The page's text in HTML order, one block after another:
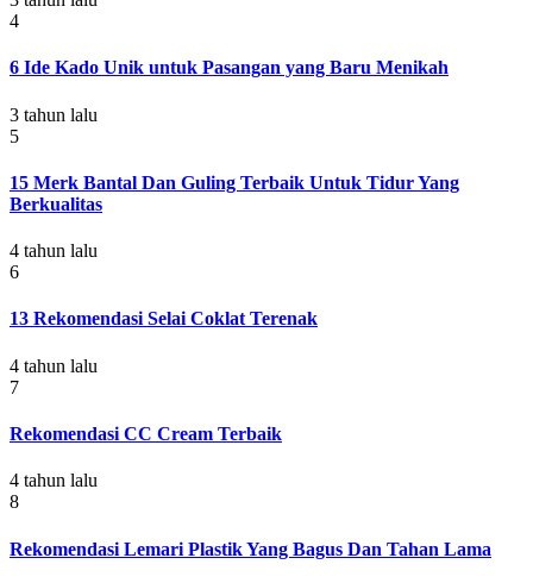
4
6 Ide Kado Unik untuk Pasangan yang Baru Menikah
3 tahun lalu
5
15 Merk Bantal Dan Guling Terbaik Untuk Tidur Yang
Berkualitas
4 tahun lalu
6
13 Rekomendasi Selai Coklat Terenak
4 tahun lalu
7
Rekomendasi CC Cream Terbaik
4 tahun lalu
8
Rekomendasi Lemari Plastik Yang Bagus Dan Tahan Lama